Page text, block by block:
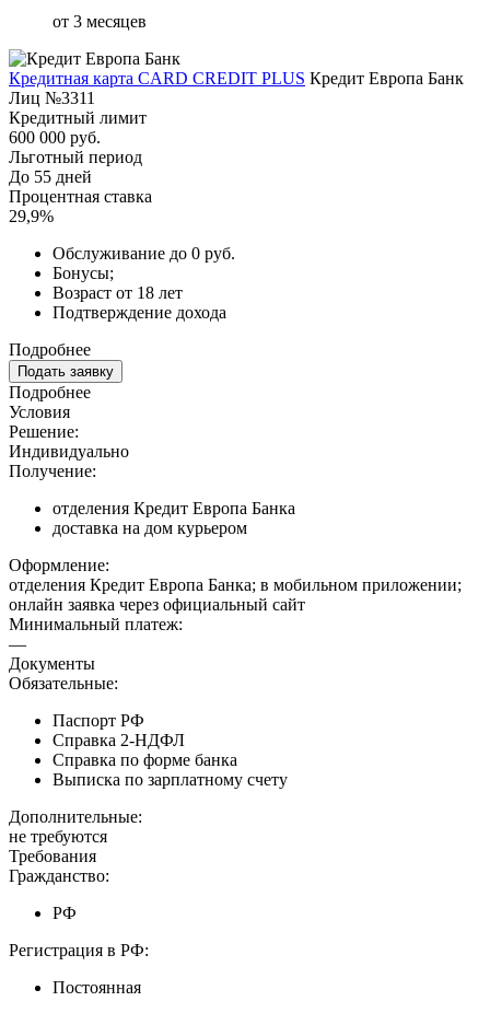
от 3 месяцев
Кредитная карта CARD CREDIT PLUS Кредит Европа Банк
Лиц №3311
Кредитный лимит
600 000 руб.
Льготный период
До 55 дней
Процентная ставка
29,9%
Обслуживание до 0 руб.
Бонусы;
Возраст от 18 лет
Подтверждение дохода
Подробнее
Подать заявку
Подробнее
Условия
Решение:
Индивидуально
Получение:
отделения Кредит Европа Банка
доставка на дом курьером
Оформление:
отделения Кредит Европа Банка; в мобильном приложении;
онлайн заявка через официальный сайт
Минимальный платеж:
—
Документы
Обязательные:
Паспорт РФ
Справка 2-НДФЛ
Справка по форме банка
Выписка по зарплатному счету
Дополнительные:
не требуются
Требования
Гражданство:
РФ
Регистрация в РФ:
Постоянная